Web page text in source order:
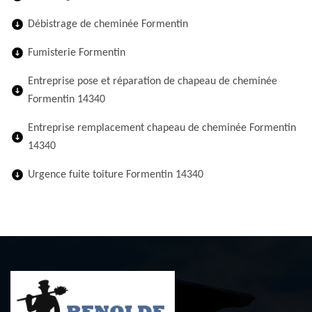
Débistrage de cheminée Formentin
Fumisterie Formentin
Entreprise pose et réparation de chapeau de cheminée
Formentin 14340
Entreprise remplacement chapeau de cheminée Formentin
14340
Urgence fuite toiture Formentin 14340